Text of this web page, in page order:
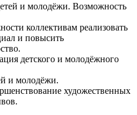
и молодёжи. Возможность
коллективам реализовать
и повысить
детского и молодёжного
и молодёжи.
художественных